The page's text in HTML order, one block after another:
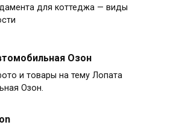
для коттеджа — виды
Озон
и товары на тему Лопата
Озон.